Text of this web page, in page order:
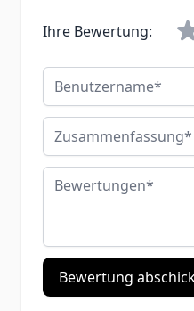
Ihre Bewertung:
Benutzername
Zusammenfassung
Bewertungen
Bewertung